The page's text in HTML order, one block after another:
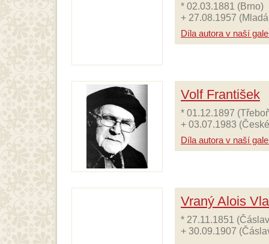
* 02.03.1881 (Brno)
+ 27.08.1957
Díla autora v naší
Volf František
* 01.12.1897
+ 03.07.1983
Díla autora v naší
Vraný Alois
* 27.11.1851
+ 30.09.1907